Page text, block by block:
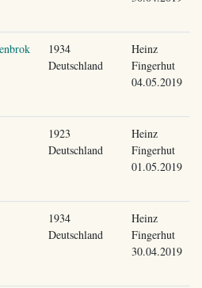
1934
Deutschland
Heinz
Fingerhut
04.05.2019
1923
Deutschland
Heinz
Fingerhut
01.05.2019
1934
Deutschland
Heinz
Fingerhut
30.04.2019